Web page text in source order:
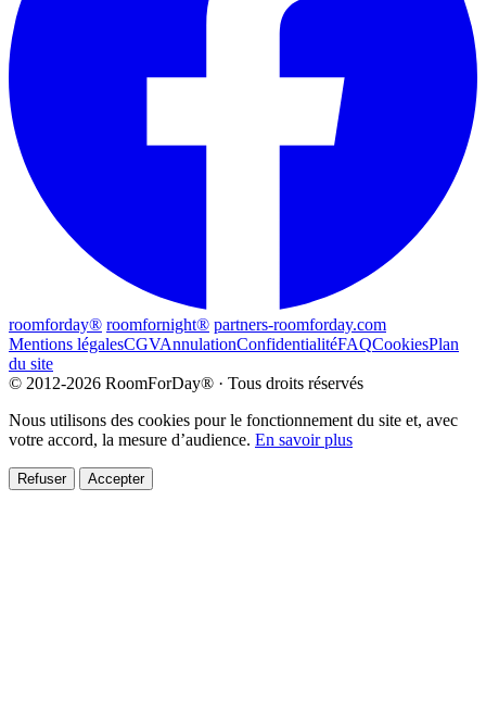
roomforday® roomfornight® partners-roomforday.com
Mentions légalesCGVAnnulationConfidentialitéFAQCookiesPlan
du site
© 2012-2026 RoomForDay® · Tous droits réservés
Nous utilisons des cookies pour le fonctionnement du site et, avec
votre accord, la mesure d’audience. En savoir plus
Refuser Accepter